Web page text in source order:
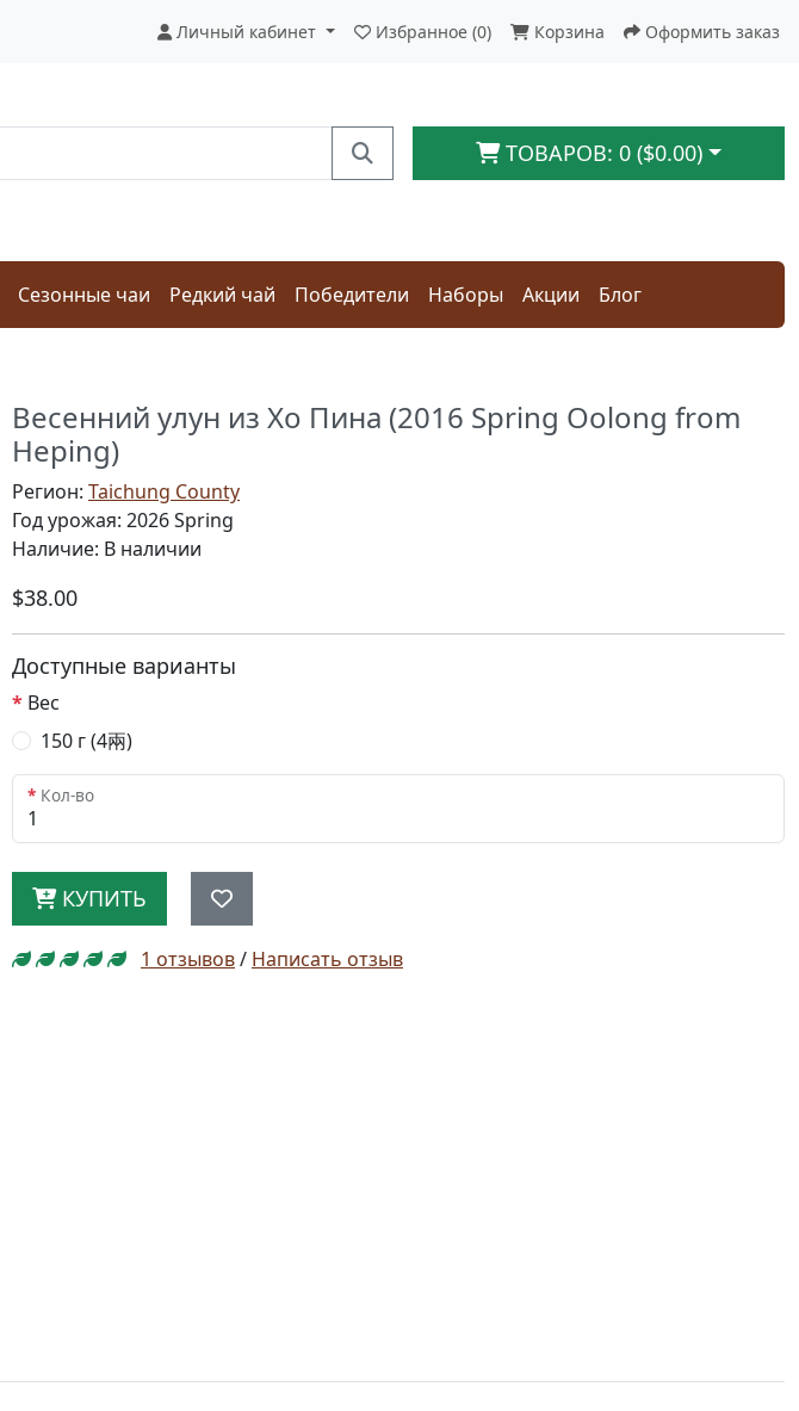
Личный кабинет Избранное (0) Корзина Оформить заказ
ТОВАРОВ: 0 ($0.00)
Сезонные чаи Редкий чай Победители Наборы Акции Блог
Весенний улун из Хо Пина (2016 Spring Oolong from
Heping)
Регион: Taichung County
Год урожая: 2026 Spring
Наличие: В наличии
$38.00
Доступные варианты
Вес
150 г (4兩)
Кол-во
КУПИТЬ
1 отзывов/ Написать отзыв